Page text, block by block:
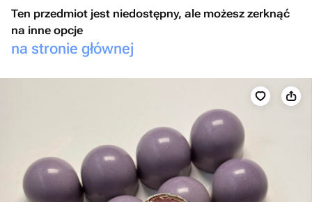
Ten przedmiot jest niedostępny, ale możesz zerknąć
na inne opcje
na stronie głównej